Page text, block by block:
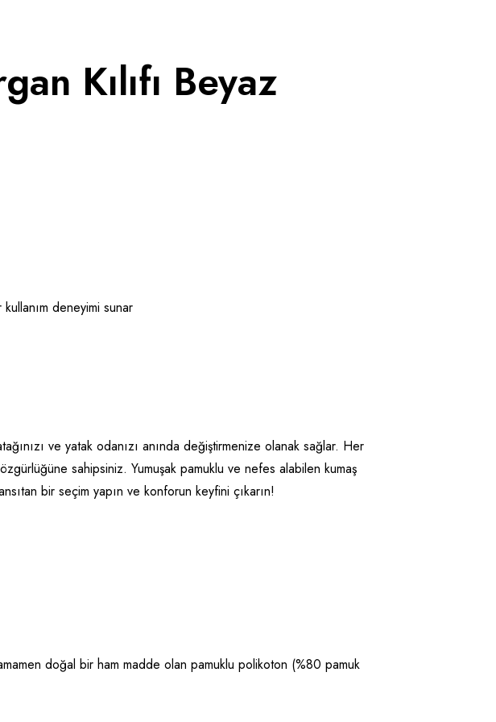
Kılıfı Beyaz
deneyimi sunar
ve yatak odanızı anında değiştirmenize olanak sağlar. Her
sahipsiniz. Yumuşak pamuklu ve nefes alabilen kumaş
bir seçim yapın ve konforun keyfini çıkarın!
doğal bir ham madde olan pamuklu polikoton (%80 pamuk